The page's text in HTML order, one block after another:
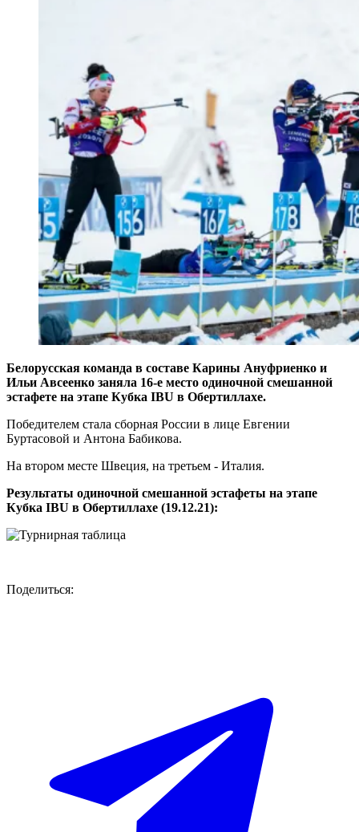
Белорусская команда в составе Карины Ануфриенко и
Ильи Авсеенко заняла 16-е место одиночной смешанной
эстафете на этапе Кубка IBU в Обертиллахе.
Победителем стала сборная России в лице Евгении
Буртасовой и Антона Бабикова.
На втором месте Швеция, на третьем - Италия.
Результаты одиночной смешанной эстафеты на этапе
Кубка IBU в Обертиллахе (19.12.21):
Поделиться: